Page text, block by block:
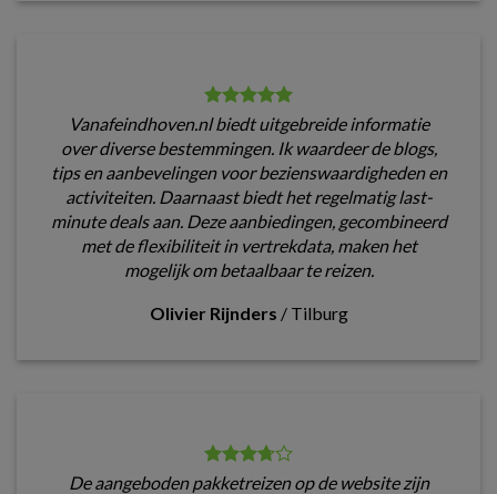
Vanafeindhoven.nl biedt uitgebreide informatie
over diverse bestemmingen. Ik waardeer de blogs,
tips en aanbevelingen voor bezienswaardigheden en
activiteiten. Daarnaast biedt het regelmatig last-
minute deals aan. Deze aanbiedingen, gecombineerd
met de flexibiliteit in vertrekdata, maken het
mogelijk om betaalbaar te reizen.
Olivier Rijnders / Tilburg
De aangeboden pakketreizen op de website zijn